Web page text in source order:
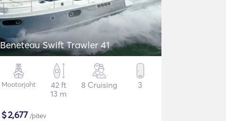
Beneteau Swift Trawler 41
Mootorjaht
42 ft
13 m
8 Cruising 3
$2,677 /päev